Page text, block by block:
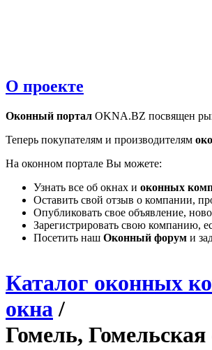
О проекте
Оконный портал OKNA.BZ посвящен
Теперь покупателям и производителям
На оконном портале Вы можете:
Узнать все об окнах и оконных
Оставить свой отзыв о компании,
Опубликовать свое объявление,
Зарегистрировать свою компанию,
Посетить наш Оконный форум и
Каталог оконных
окна /
Гомель, Гомельская